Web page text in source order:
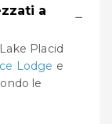
a
−
Placid
Lodge e
le